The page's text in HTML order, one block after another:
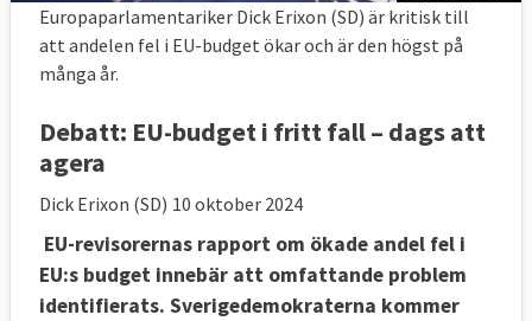
Europaparlamentariker Dick Erixon (SD) är kritisk till
att andelen fel i EU-budget ökar och är den högst på
många år.
Debatt: EU-budget i fritt fall – dags att
agera
Dick Erixon (SD) 10 oktober 2024
EU-revisorernas rapport om ökade andel fel i
EU:s budget innebär att omfattande problem
identifierats. Sverigedemokraterna kommer